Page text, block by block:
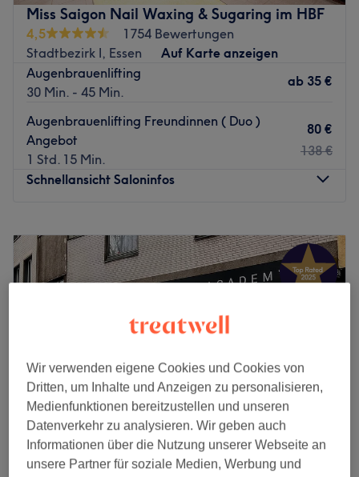
Miss Saigon Nail Waxing & Sugaring im HBF
4,5
1754 Bewertungen
Stadtbezirk I, Essen
Auf Karte anzeigen
Augenbrauenlifting
30 Min. - 45 Min.
ab 35 €
Augenbrauenlifting Freundinnen ( Duo )
Angebot
1 Std. 15 Min.
80 €
138 €
Schnellansicht Saloninfos
Dienstag
10:00–20:00
Mittwoch
10:00–20:00
Donnerstag
10:00–20:00
Endlich unliebsamen Härchen Adé sagen – mithilfe des
Teams von Miss Saigon Nail Waxing & Sugaring in Essen.
Sicher dir jetzt deine Zeit im Paradies der Salons –
bequem und sorgenfrei online über Treatwell.
Wer kennt das nicht: täglich mühsames Rasieren von
Beinen, Achseln, Bikinizone oder anderen Körperregionen.
Prolash Wimpernstudio
Wir verwenden eigene Cookies und Cookies von
Dritten, um Inhalte und Anzeigen zu personalisieren,
Medienfunktionen bereitzustellen und unseren
Datenverkehr zu analysieren. Wir geben auch
Informationen über die Nutzung unserer Webseite an
unsere Partner für soziale Medien, Werbung und